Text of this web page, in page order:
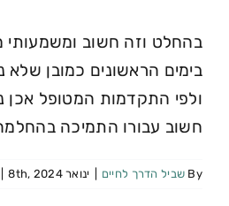
בהחלט וזה חשוב ומשמעותי
בימים הראשונים כמובן שלא
ולפי התקדמות המטופל אכן
חשוב עבורו התמיכה
By שביל הדרך לחיים ינואר 8th, 2024